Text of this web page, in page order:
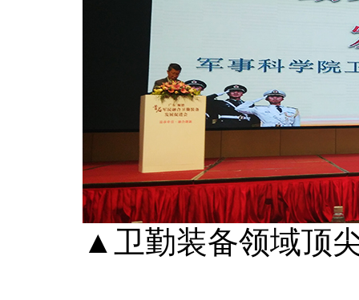
▲卫勤装备领域顶